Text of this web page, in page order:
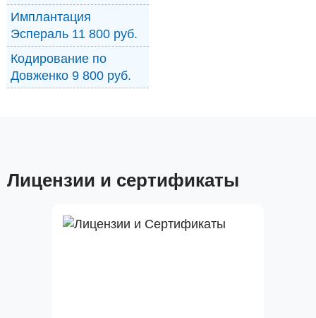
Имплантация
Эспераль 11 800 руб.
Кодирование по
Довженко 9 800 руб.
Лицензии и сертификаты